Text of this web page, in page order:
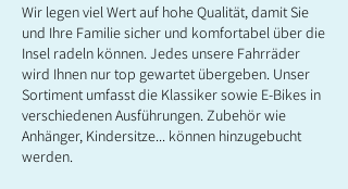
Wir legen viel Wert auf hohe Qualität, damit Sie
und Ihre Familie sicher und komfortabel über die
Insel radeln können. Jedes unsere Fahrräder
wird Ihnen nur top gewartet übergeben. Unser
Sortiment umfasst die Klassiker sowie E-Bikes in
verschiedenen Ausführungen. Zubehör wie
Anhänger, Kindersitze... können hinzugebucht
werden.